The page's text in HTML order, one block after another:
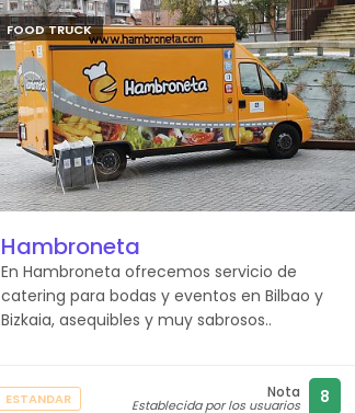
FOOD TRUCK
Hambroneta
En Hambroneta ofrecemos servicio de
catering para bodas y eventos en Bilbao y
Bizkaia, asequibles y muy sabrosos..
ESTANDAR Nota
Establecida por los usuarios 8